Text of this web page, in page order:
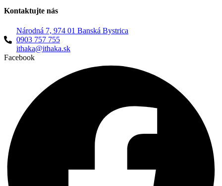
Kontaktujte nás
Národná 7, 974 01 Banská Bystrica
0903 757 755
ithaka@ithaka.sk
Facebook